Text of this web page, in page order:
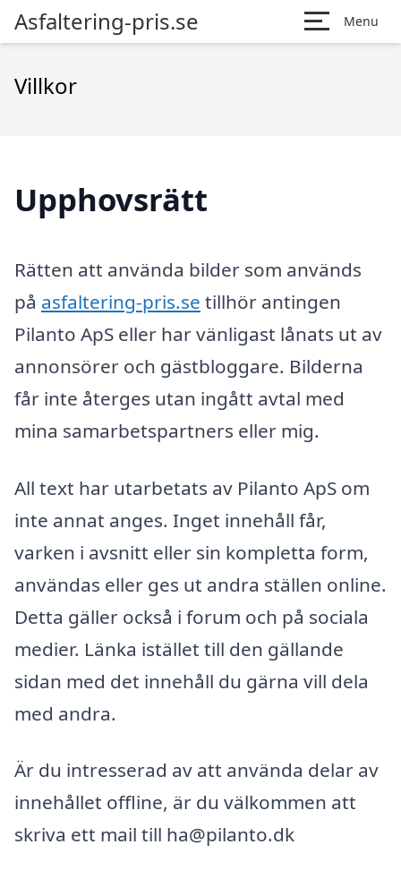
Asfaltering-pris.se Menu
Villkor
Upphovsrätt
Rätten att använda bilder som används
på asfaltering-pris.se tillhör antingen
Pilanto ApS eller har vänligast lånats ut av
annonsörer och gästbloggare. Bilderna
får inte återges utan ingått avtal med
mina samarbetspartners eller mig.
All text har utarbetats av Pilanto ApS om
inte annat anges. Inget innehåll får,
varken i avsnitt eller sin kompletta form,
användas eller ges ut andra ställen online.
Detta gäller också i forum och på sociala
medier. Länka istället till den gällande
sidan med det innehåll du gärna vill dela
med andra.
Är du intresserad av att använda delar av
innehållet offline, är du välkommen att
skriva ett mail till ha@pilanto.dk